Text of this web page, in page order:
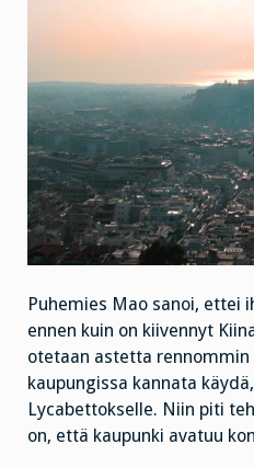
Puhemies Mao sanoi, ettei
ennen kuin on kiivennyt
otetaan astetta
kaupungissa kannata
Lycabettokselle. Niin piti
on, että kaupunki avatuu